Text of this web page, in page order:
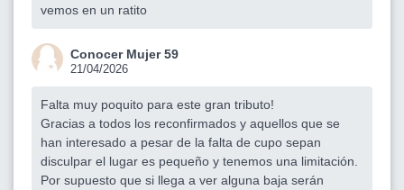
vemos en un ratito
Conocer Mujer 59
21/04/2026
Falta muy poquito para este gran tributo!
Gracias a todos los reconfirmados y aquellos que se
han interesado a pesar de la falta de cupo sepan
disculpar el lugar es pequeño y tenemos una limitación.
Por supuesto que si llega a ver alguna baja serán